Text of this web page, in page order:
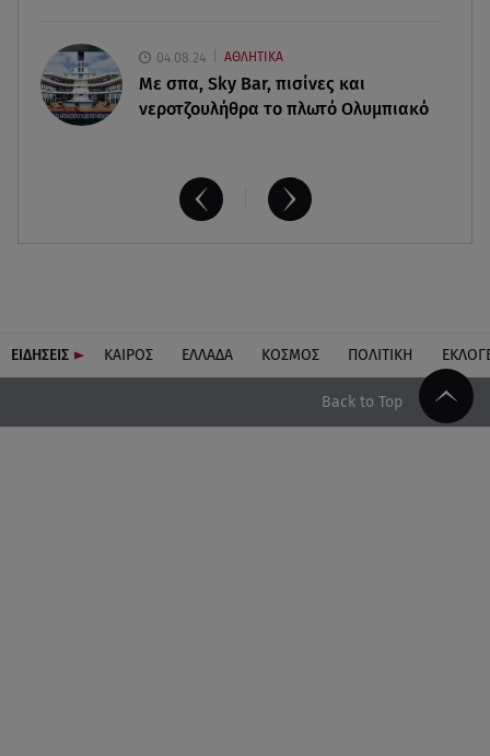
04.08.24 ΑΘΛΗΤΙΚΑ
Με σπα, Sky Bar, πισίνες και
νεροτζουλήθρα το πλωτό Ολυμπιακό
ΕΙΔΗΣΕΙΣ ΚΑΙΡΟΣ ΕΛΛΑΔΑ ΚΟΣΜΟΣ ΠΟΛΙΤΙΚΗ
Back to Top